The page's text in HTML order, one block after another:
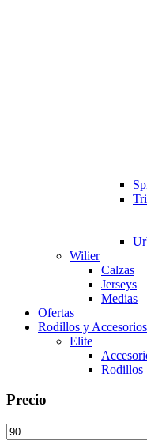
Wilier
Calzas
Jerseys
Medias
Ofertas
Rodillos y Accesorios
Elite
Rodillos
Precio
Precio